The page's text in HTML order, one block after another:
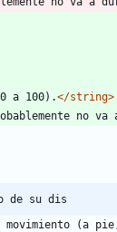
a 100).</string>
no va
de su dis
movimiento (a